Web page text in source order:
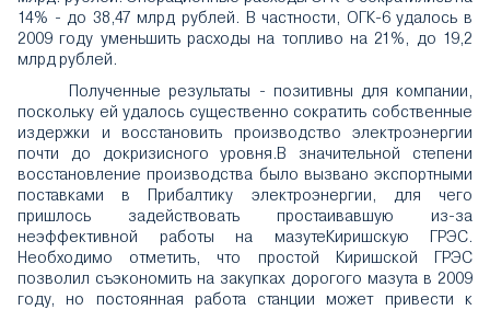
14% - до 38,47 млрд рублей. В частности, ОГК-6 удалось в
2009 году уменьшить расходы на топливо на 21%, до 19,2
млрд рублей.
Полученные результаты - позитивны для компании,
поскольку ей удалось существенно сократить собственные
издержки и восстановить производство электроэнергии
почти до докризисного уровня.В значительной степени
восстановление производства было вызвано экспортными
поставками в Прибалтику электроэнергии, для чего
пришлось задействовать простаивавшую из-за
неэффективной работы на мазутеКиришскую ГРЭС.
Необходимо отметить, что простой Киришской ГРЭС
позволил съэкономить на закупках дорогого мазута в 2009
году, но постоянная работа станции может привести к